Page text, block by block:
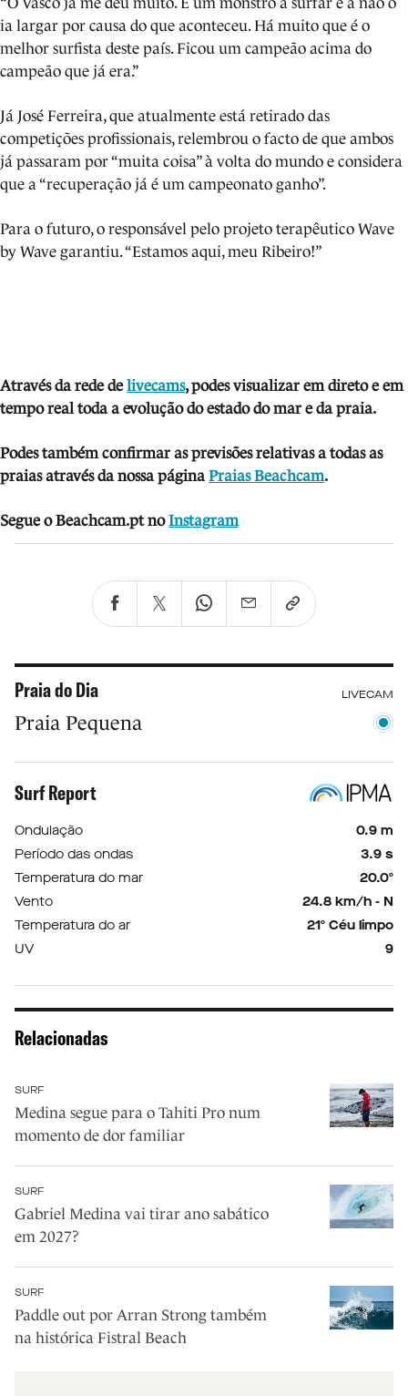
ia largar por causa do que aconteceu. Há muito que é o
melhor surfista deste país. Ficou um campeão acima do
campeão que já era.”
Já José Ferreira, que atualmente está retirado das
competições profissionais, relembrou o facto de que ambos
já passaram por “muita coisa” à volta do mundo e considera
que a “recuperação já é um campeonato ganho”.
Para o futuro, o responsável pelo projeto terapêutico Wave
by Wave garantiu. “Estamos aqui, meu Ribeiro!”
Através da rede delivecams, podes visualizar em direto e em
tempo real toda a evolução do estado do mar e da praia.
Podes também confirmar as previsões relativas a todas as
praias através da nossa página Praias Beachcam.
Segue o Beachcam.pt no Instagram
Praia do Dia LIVECAM
Praia Pequena
Surf Report
Ondulação
0.9 m
Período das ondas
3.9 s
Temperatura do mar
20.0º
Vento
24.8 km/h - N
Temperatura do ar
21º Céu limpo
UV
9
Relacionadas
SURF
Medina segue para o Tahiti Pro num
momento de dor familiar
SURF
Gabriel Medina vai tirar ano sabático
em 2027?
SURF
Paddle out por Arran Strong também
na histórica Fistral Beach